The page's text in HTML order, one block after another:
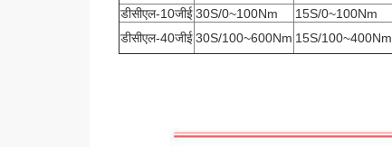
डीसीएल-10जीई30S/0~100Nm
15S/0~100Nm
डीसीएल-40जीई30S/100~600Nm 15S/100~400Nm